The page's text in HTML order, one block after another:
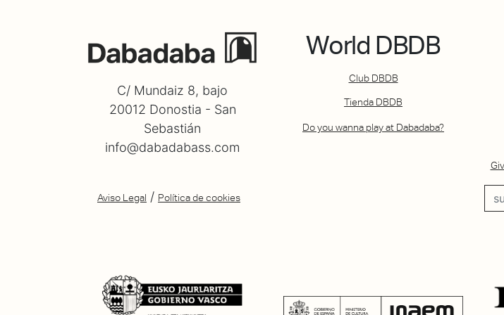
C/ Mundaiz 8, bajo
20012 Donostia - San
Sebastián
info@dabadabass.com
Aviso Legal / Política de cookies
World DBDB
Club DBDB
Tienda DBDB
Do you wanna play at Dabadaba?